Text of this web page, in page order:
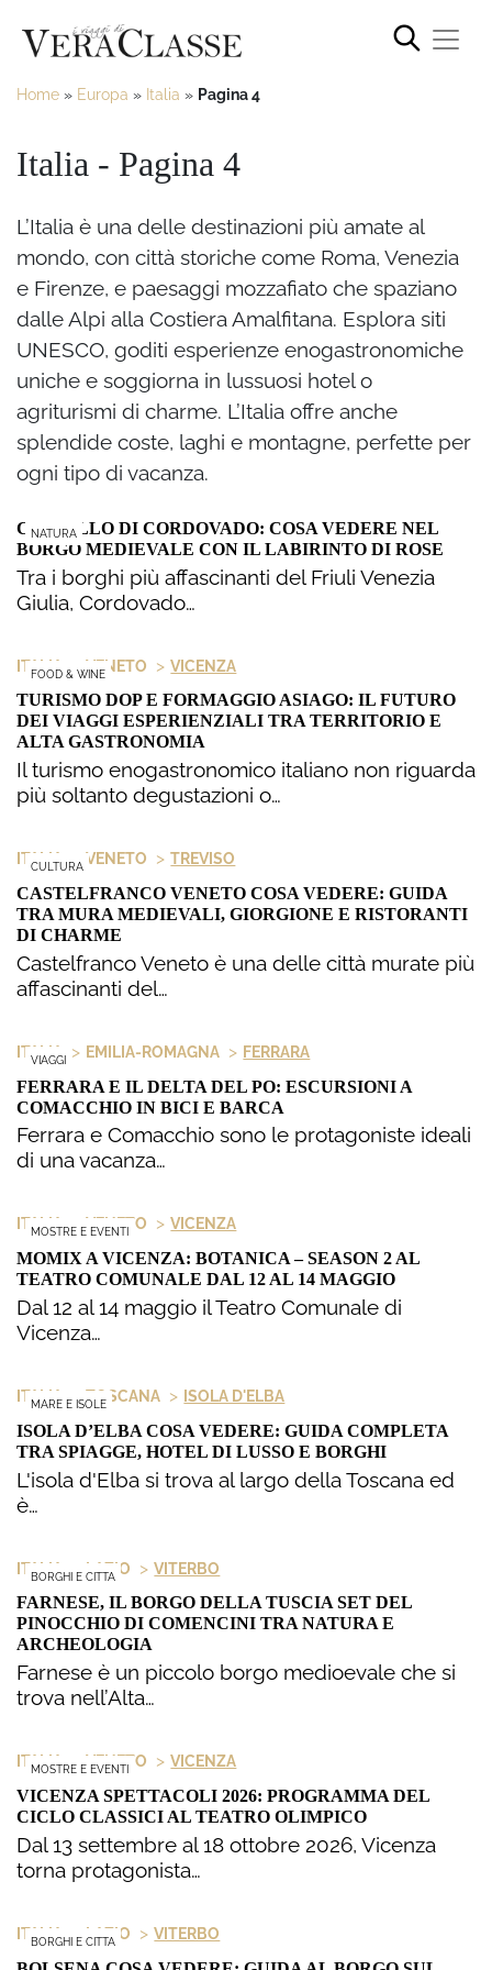
Home » Europa » Italia » Pagina 4
Italia - Pagina 4
L’Italia è una delle destinazioni più amate al
mondo, con città storiche come Roma, Venezia
e Firenze, e paesaggi mozzafiato che spaziano
dalle Alpi alla Costiera Amalfitana. Esplora siti
UNESCO, goditi esperienze enogastronomiche
uniche e soggiorna in lussuosi hotel o
agriturismi di charme. L’Italia offre anche
splendide coste, laghi e montagne, perfette per
ogni tipo di vacanza.
NATURA
CASTELLO DI CORDOVADO: COSA VEDERE NEL
BORGO MEDIEVALE CON IL LABIRINTO DI ROSE
Tra i borghi più affascinanti del Friuli Venezia
Giulia, Cordovado…
FOOD & WINE
ITALIA > VENETO > VICENZA
TURISMO DOP E FORMAGGIO ASIAGO: IL FUTURO
DEI VIAGGI ESPERIENZIALI TRA TERRITORIO E
ALTA GASTRONOMIA
Il turismo enogastronomico italiano non riguarda
più soltanto degustazioni o…
CULTURA
ITALIA > VENETO > TREVISO
CASTELFRANCO VENETO COSA VEDERE: GUIDA
TRA MURA MEDIEVALI, GIORGIONE E RISTORANTI
DI CHARME
Castelfranco Veneto è una delle città murate più
affascinanti del…
VIAGGI
ITALIA > EMILIA-ROMAGNA > FERRARA
FERRARA E IL DELTA DEL PO: ESCURSIONI A
COMACCHIO IN BICI E BARCA
Ferrara e Comacchio sono le protagoniste ideali
di una vacanza…
MOSTRE E EVENTI
ITALIA > VENETO > VICENZA
MOMIX A VICENZA: BOTANICA – SEASON 2 AL
TEATRO COMUNALE DAL 12 AL 14 MAGGIO
Dal 12 al 14 maggio il Teatro Comunale di
Vicenza…
MARE E ISOLE
ITALIA > TOSCANA > ISOLA D'ELBA
ISOLA D’ELBA COSA VEDERE: GUIDA COMPLETA
TRA SPIAGGE, HOTEL DI LUSSO E BORGHI
L'isola d'Elba si trova al largo della Toscana ed
è…
BORGHI E CITTA
ITALIA > LAZIO > VITERBO
FARNESE, IL BORGO DELLA TUSCIA SET DEL
PINOCCHIO DI COMENCINI TRA NATURA E
ARCHEOLOGIA
Farnese è un piccolo borgo medioevale che si
trova nell’Alta…
MOSTRE E EVENTI
ITALIA > VENETO > VICENZA
VICENZA SPETTACOLI 2026: PROGRAMMA DEL
CICLO CLASSICI AL TEATRO OLIMPICO
Dal 13 settembre al 18 ottobre 2026, Vicenza
torna protagonista…
BORGHI E CITTA
ITALIA > LAZIO > VITERBO